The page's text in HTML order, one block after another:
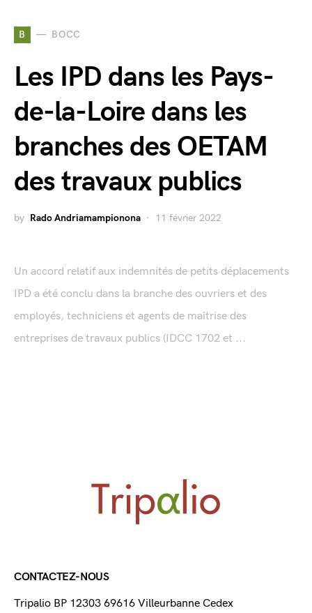
B BOCC
Les IPD dans les Pays-
de-la-Loire dans les
branches des OETAM
des travaux publics
by Rado Andriamampionona 11 février 2022
Un accord relatif aux indemnités de petits déplacements
IPD a été conclu dans la branche des ouvriers et des
employés, techniciens et agents de maîtrise des
entreprises de travaux publics (IDCC 1702 et ...
CONTACTEZ-NOUS
Tripalio BP 12303 69616 Villeurbanne Cedex